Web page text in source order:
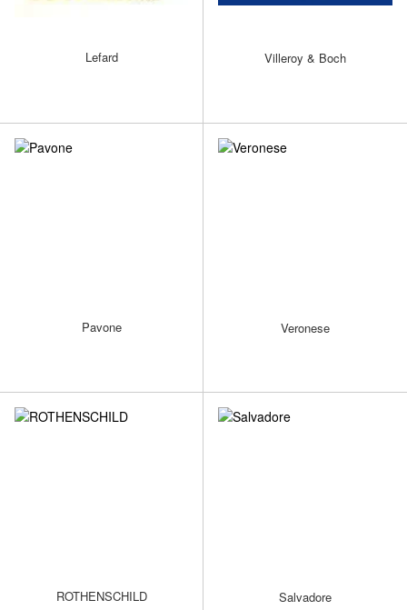
Lefard Villeroy & Boch
Pavone Veronese
ROTHENSCHILD Salvadore